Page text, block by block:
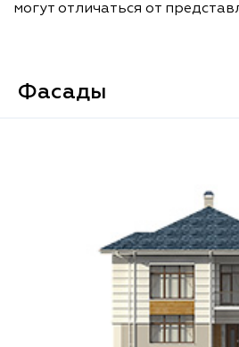
могут отличаться от
Фасады